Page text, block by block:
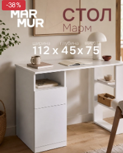
-38%